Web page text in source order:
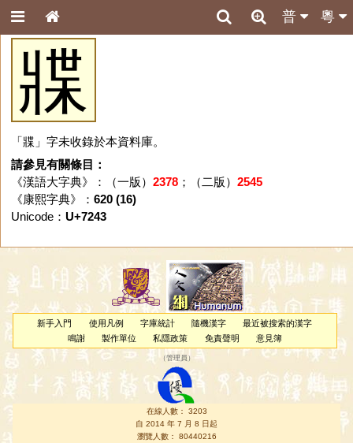
粵
普
牃
「牃」字未收錄於本資料庫。
請參見有關條目：
《漢語大字典》：（一版） 2378；（二版） 2545
《康熙字典》： 620 (16)
Unicode： U+7243
新手入門 使用凡例 字庫統計 隨機漢字
最近被搜索的漢字
鳴謝
製作單位 私隱政策 免責聲明 意見簿
（管理員 ）
在線人數： 3203
自 2014 年 7 月 8 日起
瀏覽人數： 80440216